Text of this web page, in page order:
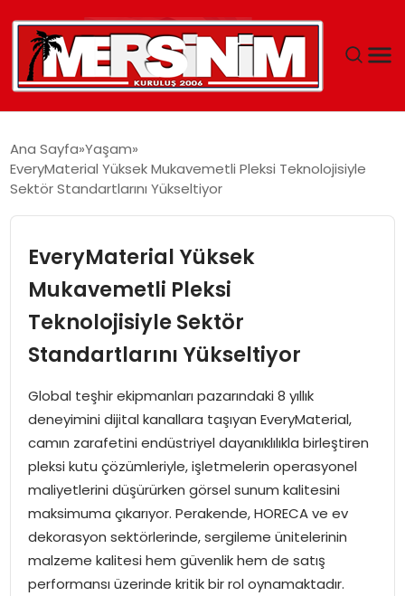
YAŞAM
EĞITIM
EKONOMI
MAGAZIN
DÜNYA
OTOMOBIL
Ana Sayfa Yaşam
EveryMaterial Yüksek Mukavemetli Pleksi Teknolojisiyle
Sektör Standartlarını Yükseltiyor
EveryMaterial Yüksek
Mukavemetli Pleksi
Teknolojisiyle Sektör
Standartlarını Yükseltiyor
Global teşhir ekipmanları pazarındaki 8 yıllık
deneyimini dijital kanallara taşıyan EveryMaterial,
camın zarafetini endüstriyel dayanıklılıkla birleştiren
pleksi kutu çözümleriyle, işletmelerin operasyonel
maliyetlerini düşürürken görsel sunum kalitesini
maksimuma çıkarıyor. Perakende, HORECA ve ev
dekorasyon sektörlerinde, sergileme ünitelerinin
malzeme kalitesi hem güvenlik hem de satış
performansı üzerinde kritik bir rol oynamaktadır.